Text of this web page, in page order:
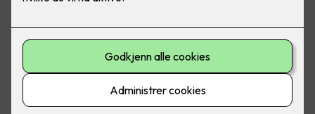
Er det virkelig en god idé?
Mange tenker nok at det er like greit å bare ta ut det gamle
lysstoffrøret og sette inn et LED-rør.